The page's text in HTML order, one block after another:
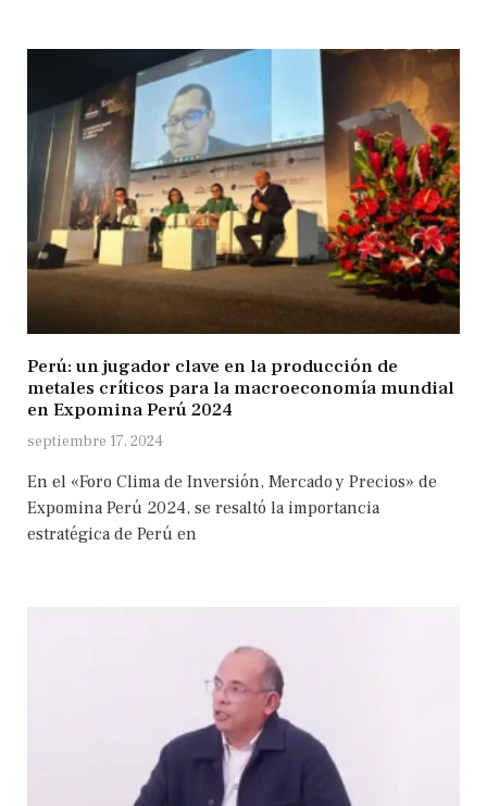
Perú: un jugador clave en la producción de
metales críticos para la macroeconomía mundial
en Expomina Perú 2024
septiembre 17, 2024
En el «Foro Clima de Inversión, Mercado y Precios» de
Expomina Perú 2024, se resaltó la importancia
estratégica de Perú en